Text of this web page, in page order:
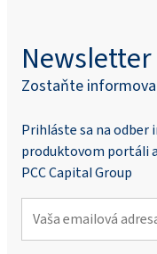
Newsletter
Zostaňte
Prihláste sa na odber
produktovom portáli
PCC Capital Group